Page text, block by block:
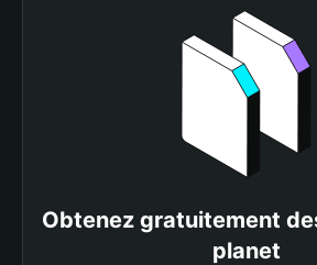
Obtenez gratuitement
planet